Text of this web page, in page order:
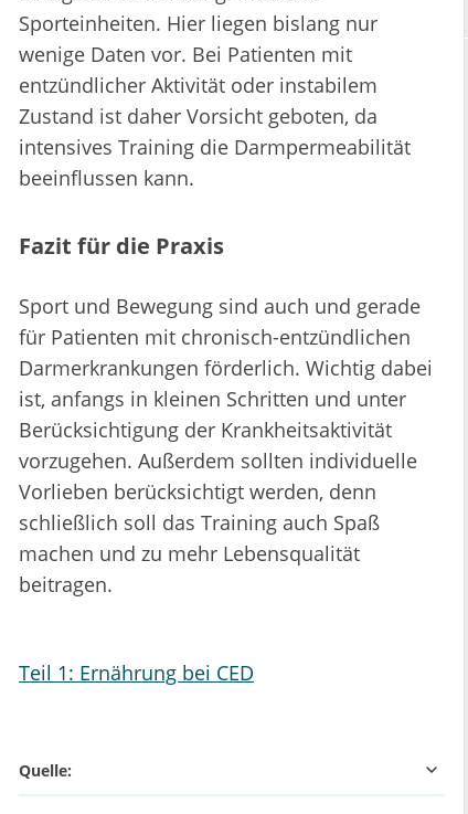
Sporteinheiten. Hier liegen bislang nur
wenige Daten vor. Bei Patienten mit
entzündlicher Aktivität oder instabilem
Zustand ist daher Vorsicht geboten, da
intensives Training die Darmpermeabilität
beeinflussen kann.
Fazit für die Praxis
Sport und Bewegung sind auch und gerade
für Patienten mit chronisch-entzündlichen
Darmerkrankungen förderlich. Wichtig dabei
ist, anfangs in kleinen Schritten und unter
Berücksichtigung der Krankheitsaktivität
vorzugehen. Außerdem sollten individuelle
Vorlieben berücksichtigt werden, denn
schließlich soll das Training auch Spaß
machen und zu mehr Lebensqualität
beitragen.
Teil 1: Ernährung bei CED
Quelle: